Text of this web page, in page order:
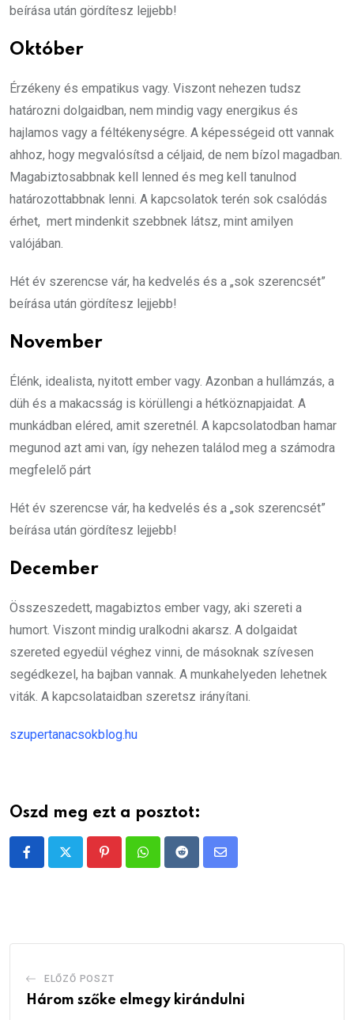
beírása után gördítesz lejjebb!
Október
Érzékeny és empatikus vagy. Viszont nehezen tudsz
határozni dolgaidban, nem mindig vagy energikus és
hajlamos vagy a féltékenységre. A képességeid ott vannak
ahhoz, hogy megvalósítsd a céljaid, de nem bízol magadban.
Magabiztosabbnak kell lenned és meg kell tanulnod
határozottabbnak lenni. A kapcsolatok terén sok csalódás
érhet, mert mindenkit szebbnek látsz, mint amilyen
valójában.
Hét év szerencse vár, ha kedvelés és a „sok szerencsét”
beírása után gördítesz lejjebb!
November
Élénk, idealista, nyitott ember vagy. Azonban a hullámzás, a
düh és a makacsság is körüllengi a hétköznapjaidat. A
munkádban eléred, amit szeretnél. A kapcsolatodban hamar
megunod azt ami van, így nehezen találod meg a számodra
megfelelő párt
Hét év szerencse vár, ha kedvelés és a „sok szerencsét”
beírása után gördítesz lejjebb!
December
Összeszedett, magabiztos ember vagy, aki szereti a
humort. Viszont mindig uralkodni akarsz. A dolgaidat
szereted egyedül véghez vinni, de másoknak szívesen
segédkezel, ha bajban vannak. A munkahelyeden lehetnek
viták. A kapcsolataidban szeretsz irányítani.
szupertanacsokblog.hu
Oszd meg ezt a posztot:
PinterestWhatsappRedditShare
ELŐZŐ POSZT
Három szőke elmegy kirándulni